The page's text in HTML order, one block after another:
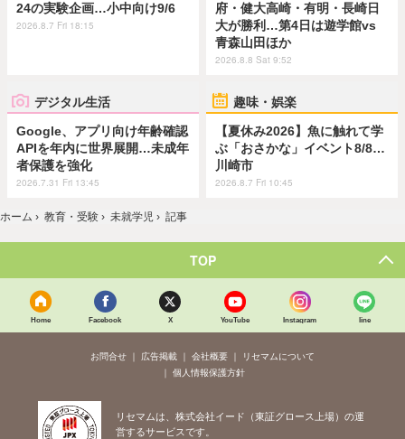
24の実験企画…小中向け9/6
2026.8.7 Fri 18:15
府・健大高崎・有明・長崎日
大が勝利…第4日は遊学館vs
青森山田ほか
2026.8.8 Sat 9:52
デジタル生活
Google、アプリ向け年齢確認
APIを年内に世界展開…未成年
者保護を強化
2026.7.31 Fri 13:45
趣味・娯楽
【夏休み2026】魚に触れて学
ぶ「おさかな」イベント8/8…
川崎市
2026.8.7 Fri 10:45
ホーム › 教育・受験 › 未就学児 › 記事
TOP
Home Facebook X YouTube Instagram line
お問合せ 広告掲載 会社概要
リセマムについて
個人情報保護方針
リセマムは、株式会社イード（東証グロース上場）の運
営するサービスです。